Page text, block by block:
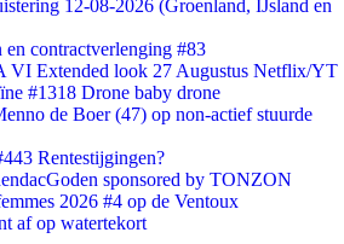
12-08-2026 (Groenland, IJsland en
en contractverlenging #83
VI Extended look 27 Augustus Netflix/YT
#1318 Drone baby drone
de Boer (47) op non-actief stuurde
Rentestijgingen?
sponsored by TONZON
2026 #4 op de Ventoux
af op watertekort